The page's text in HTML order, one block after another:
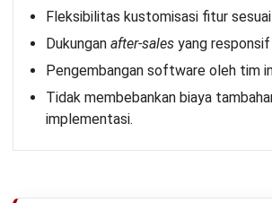
Fleksibilitas kustomisasi fitur
Dukungan after-sales yang responsif
Pengembangan software oleh tim
Tidak membebankan biaya
implementasi.